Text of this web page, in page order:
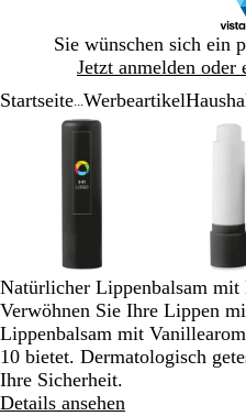
Sie wünschen sich ein
Jetzt anmelden
Galeriebild
1
Startseite Werbeartikel
Vergrößer-/
Zoom
Minimum
Klicken
Vergrößern
Verwenden
die
Tasten
+
zum
Zoomen
und
die
Pfeiltasten
zum
Galeriebild
Natürlicher Lippenbalsam mit
Verwöhnen Sie Ihre Lippen
Lippenbalsam mit
10 bietet. Dermatologisch
Ihre Sicherheit.
Details ansehen